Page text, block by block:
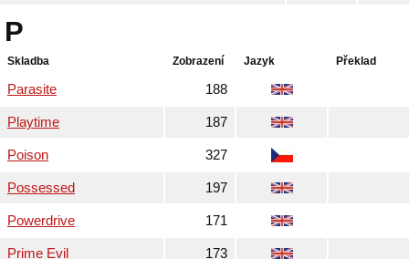
P
Skladba Zobrazení Jazyk Překlad
Parasite 188
Playtime 187
Poison 327
Possessed 197
Powerdrive 171
Prime Evil 173